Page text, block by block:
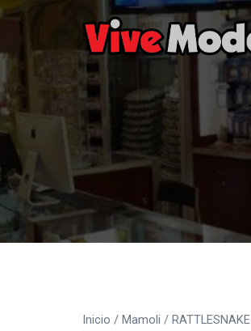
Saltar
contenido
Inicio / Mamoli / RATTLESNAKE